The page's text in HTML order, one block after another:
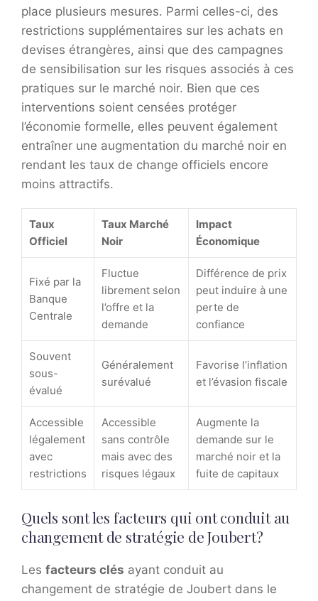
place plusieurs mesures. Parmi celles-ci, des
restrictions supplémentaires sur les achats en
devises étrangères, ainsi que des campagnes
de sensibilisation sur les risques associés à ces
pratiques sur le marché noir. Bien que ces
interventions soient censées protéger
l’économie formelle, elles peuvent également
entraîner une augmentation du marché noir en
rendant les taux de change officiels encore
moins attractifs.
Taux
Officiel
Taux Marché
Noir
Impact
Économique
Fixé par la
Banque
Centrale
Fluctue
librement selon
l’offre et la
demande
Différence de prix
peut induire à une
perte de
confiance
Souvent
sous-
évalué
Généralement
surévalué
Favorise l’inflation
et l’évasion fiscale
Accessible
légalement
avec
restrictions
Accessible
sans contrôle
mais avec des
risques légaux
Augmente la
demande sur le
marché noir et la
fuite de capitaux
Quels sont les facteurs qui ont conduit au
changement de stratégie de Joubert?
Les facteurs clés ayant conduit au
changement de stratégie de Joubert dans le